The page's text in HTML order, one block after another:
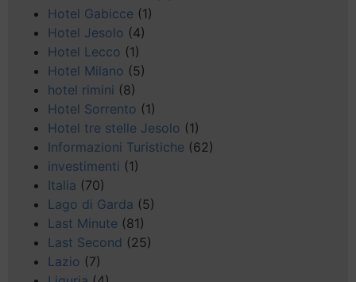
Hotel Gabicce (1)
Hotel Jesolo (4)
Hotel Lecco (1)
Hotel Milano (5)
hotel rimini (8)
Hotel Sorrento (1)
Hotel tre stelle Jesolo (1)
Informazioni Turistiche (62)
investimenti (1)
Italia (70)
Lago di Garda (5)
Last Minute (81)
Last Second (25)
Lazio (7)